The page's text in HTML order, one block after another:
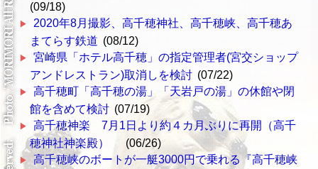
(09/18)
2020年8月撮影、高千穂神社、高千穂峡、高千穂あ
まてらす鉄道 (08/12)
宮崎県「ホテル高千穂」の指定管理者(宮交ショップ
アンドレストラン)取消しを検討 (07/22)
高千穂町「高千穂の湯」「天岩戸の湯」の休館や閉
館を含めて検討 (07/19)
高千穂神楽 7月1日より約４カ月ぶりに再開（高千
穂神社神楽殿）
(06/26)
高千穂峡のボートが一艇3000円で乗れる『高千穂峡